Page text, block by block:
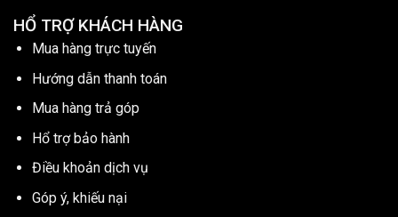
HỔ TRỢ KHÁCH HÀNG
Mua hàng trực tuyến
Hướng dẫn thanh toán
Mua hàng trả góp
Hổ trợ bảo hành
Điều khoản dịch vụ
Góp ý, khiếu nại